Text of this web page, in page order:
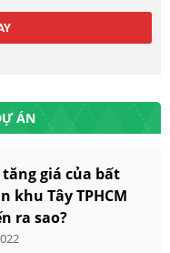
ÁN
tăng giá của bất
khu Tây TPHCM
ra sao?